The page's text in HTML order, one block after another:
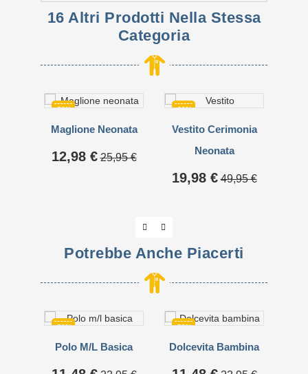
16 Altri Prodotti Nella Stessa
Categoria
-50%
Maglione Neonata
Prezzo
12,98 € Prezzo
base
25,95 €
-60%
Vestito Cerimonia
Neonata
Prezzo
19,98 € Prezzo
base
49,95 €
Potrebbe Anche Piacerti
-50%
Polo M/l Basica
Prezzo
Prezzo
-50%
Dolcevita Bambina
Prezzo
Prezzo